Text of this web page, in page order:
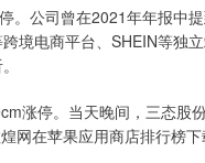
公司曾在2021年年报中提
境电商平台、SHEIN等独
停。当天晚间，三态股
网在苹果应用商店排行榜